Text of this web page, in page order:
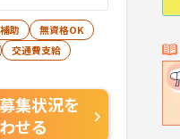
助
無資格OK
交通費支給
集状況を
せる